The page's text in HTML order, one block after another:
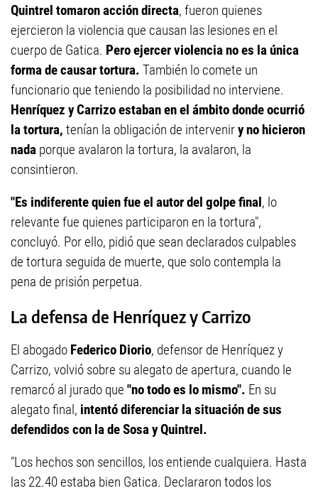
Quintrel tomaron acción directa, fueron quienes
ejercieron la violencia que causan las lesiones en el
cuerpo de Gatica. Pero ejercer violencia no es la única
forma de causar tortura. También lo comete un
funcionario que teniendo la posibilidad no interviene.
Henríquez y Carrizo estaban en el ámbito donde ocurrió
la tortura, tenían la obligación de interveniry no hicieron
nada porque avalaron la tortura, la avalaron, la
consintieron.
"Es indiferente quien fue el autor del golpe final, lo
relevante fue quienes participaron en la tortura",
concluyó. Por ello, pidió que sean declarados culpables
de tortura seguida de muerte, que solo contempla la
pena de prisión perpetua.
La defensa de Henríquez y Carrizo
El abogado Federico Diorio, defensor de Henríquez y
Carrizo, volvió sobre su alegato de apertura, cuando le
remarcó al jurado que "no todo es lo mismo". En su
alegato final, intentó diferenciar la situación de sus
defendidos con la de Sosa y Quintrel.
"Los hechos son sencillos, los entiende cualquiera. Hasta
las 22.40 estaba bien Gatica. Declararon todos los